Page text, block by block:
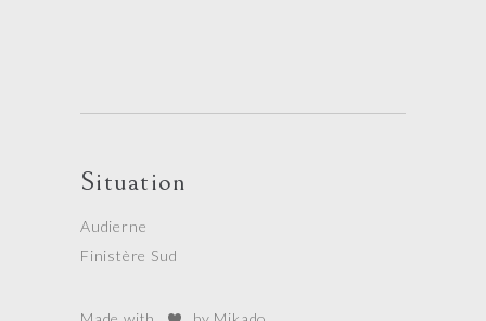
Situation
Audierne
Finistère Sud